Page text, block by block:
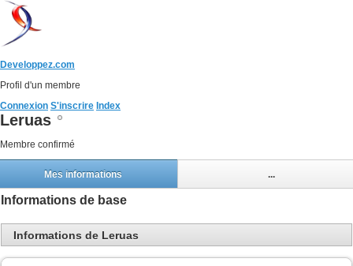
Developpez.com
Profil d'un membre
Connexion S'inscrire Index
Leruas
Membre confirmé
Mes informations ...
Informations de base
Informations de Leruas